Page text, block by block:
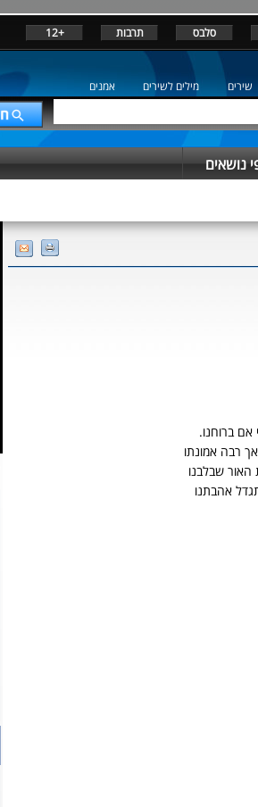
סלבס תרבות +12
שירים מילים לשירים אמנים
נושאים
ברוחנו.
רבה אמונתו
האור שבלבנו
אהבתנו